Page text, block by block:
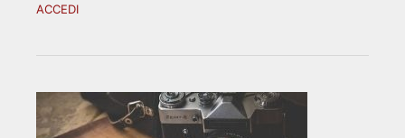
ACCEDI